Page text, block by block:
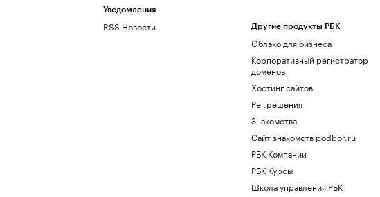
Уведомления
RSS Новости Другие продукты РБК
Облако для бизнеса
Корпоративный регистратор
доменов
Хостинг сайтов
Рег.решения
Знакомства
Сайт знакомств podbor.ru
РБК Компании
РБК Курсы
Школа управления РБК